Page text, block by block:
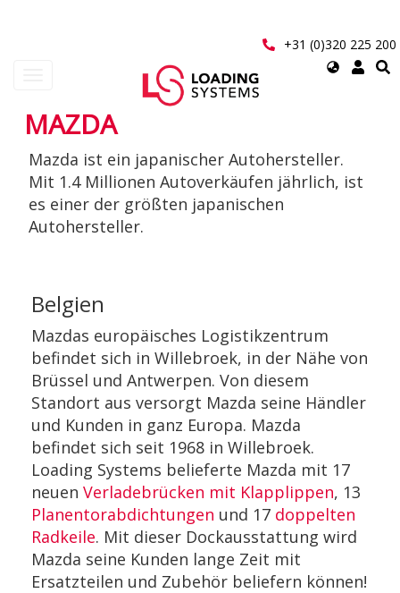
+31 (0)320 225 200
Select
User
account
menu
aktivieren/deaktivieren
MAZDA
Mazda ist ein japanischer Autohersteller.
Mit 1.4 Millionen Autoverkäufen jährlich, ist
es einer der größten japanischen
Autohersteller.
Belgien
Mazdas europäisches Logistikzentrum
befindet sich in Willebroek, in der Nähe von
Brüssel und Antwerpen. Von diesem
Standort aus versorgt Mazda seine Händler
und Kunden in ganz Europa. Mazda
befindet sich seit 1968 in Willebroek.
Loading Systems belieferte Mazda mit 17
neuen Verladebrücken mit Klapplippen, 13
Planentorabdichtungen und 17 doppelten
Radkeile. Mit dieser Dockausstattung wird
Mazda seine Kunden lange Zeit mit
Ersatzteilen und Zubehör beliefern können!